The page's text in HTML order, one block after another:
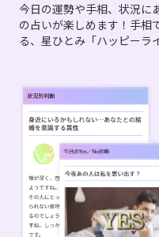
今日の運勢や手相、状況に
の占いが楽しめます！手相
る、星ひとみ「ハッピーラ